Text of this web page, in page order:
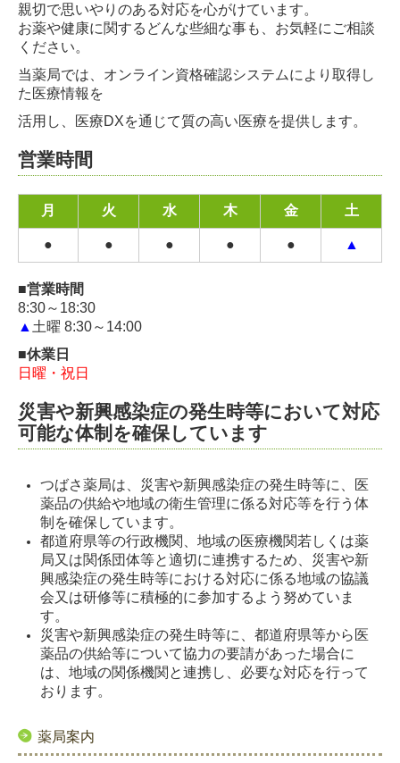
薬局案内
親切で思いやりのある対応を心がけています。
お薬や健康に関するどんな些細な事も、お気軽にご相談
ください。
当薬局では、オンライン資格確認システムにより取得し
た医療情報を
活用し、医療DXを通じて質の高い医療を提供します。
営業時間
月 火 水 木 金 土
● ● ● ● ● ▲
■営業時間
8:30～18:30
▲ 土曜 8:30～14:00
■休業日
日曜・祝日
災害や新興感染症の発生時等において対応
可能な体制を確保しています
つばさ薬局は、災害や新興感染症の発生時等に、医
薬品の供給や地域の衛生管理に係る対応等を行う体
制を確保しています。
都道府県等の行政機関、地域の医療機関若しくは薬
局又は関係団体等と適切に連携するため、災害や新
興感染症の発生時等における対応に係る地域の協議
会又は研修等に積極的に参加するよう努めていま
す。
災害や新興感染症の発生時等に、都道府県等から医
薬品の供給等について協力の要請があった場合に
は、地域の関係機関と連携し、必要な対応を行って
おります。